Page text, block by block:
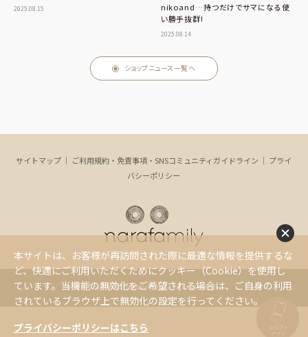
2025.08.15
nikoand…持つだけでサマになる使
い勝手抜群!
2025.08.14
ショップニュース一覧へ
サイトマップ ｜ ご利用規約・免責事項・SNSコミュニティガイドライン ｜ プライ
バシーポリシー
Copyright(c) NaRaFamily. All Rights Reserved.
本サイトは、お客様が再訪問された際に最適な情報を提供するな
ど、快適にご利用いただくためにクッキー（Cookie）を使用し
ています。当機能の無効化をご希望される場合は、ご自身の利用
されているブラウザ上で無効化の設定を行ってください。
プライバシーポリシーはこちら